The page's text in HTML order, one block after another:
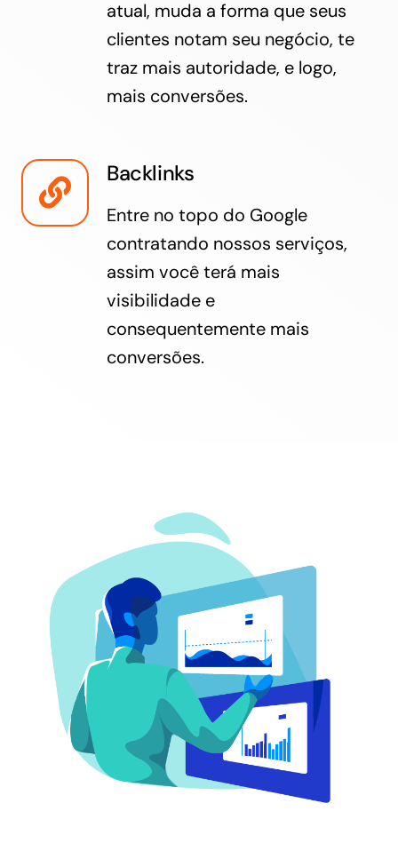
atual, muda a forma que seus
clientes notam seu negócio, te
traz mais autoridade, e logo,
mais conversões.
Backlinks
Entre no topo do Google
contratando nossos serviços,
assim você terá mais
visibilidade e
consequentemente mais
conversões.